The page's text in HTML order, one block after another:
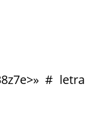
# letra